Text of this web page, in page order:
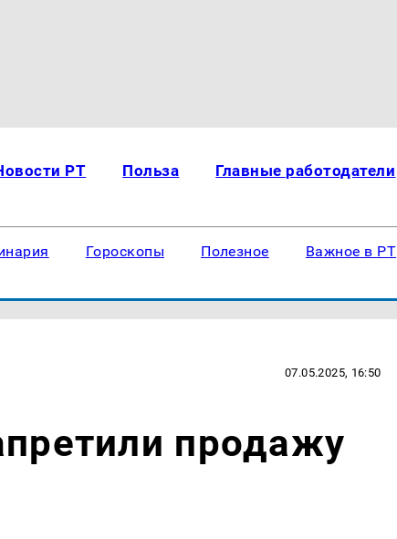
РТ Польза Главные работодатели
Гороскопы Полезное Важное в РТ
07.05.2025, 16:50
продажу